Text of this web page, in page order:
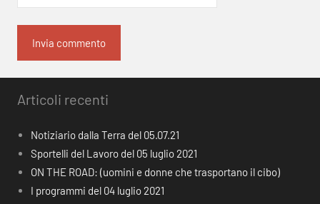
Articoli recenti
Notiziario dalla Terra del 05.07.21
Sportelli del Lavoro del 05 luglio 2021
ON THE ROAD: (uomini e donne che trasportano il cibo)
I programmi del 04 luglio 2021